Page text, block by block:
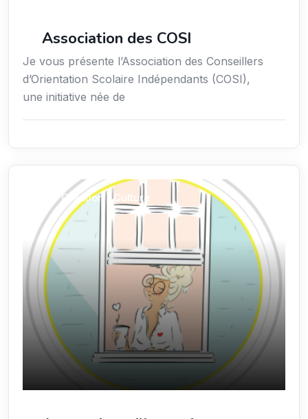
Association des COSI
Je vous présente l’Association des Conseillers
d’Orientation Scolaire Indépendants (COSI),
une initiative née de
Arts / Création / Culture